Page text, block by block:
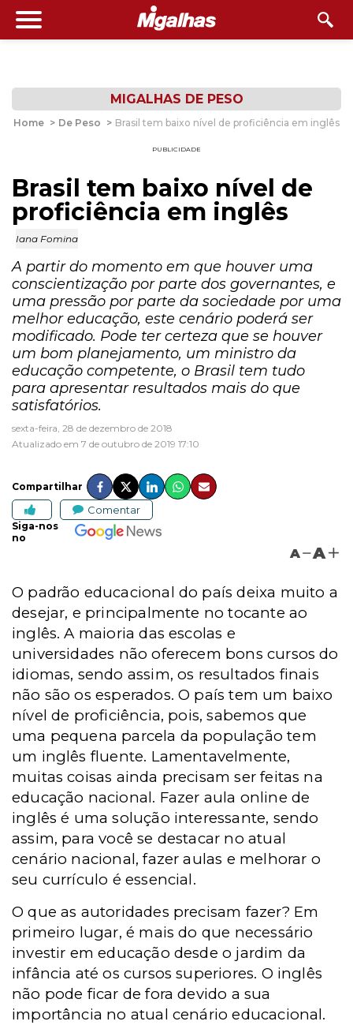
MIGALHAS DE PESO
Home > De Peso > Brasil tem baixo nível de proficiência em inglês
PUBLICIDADE
Brasil tem baixo nível de
proficiência em inglês
Iana Fomina
A partir do momento em que houver uma
conscientização por parte dos governantes, e
uma pressão por parte da sociedade por uma
melhor educação, este cenário poderá ser
modificado. Pode ter certeza que se houver
um bom planejamento, um ministro da
educação competente, o Brasil tem tudo
para apresentar resultados mais do que
satisfatórios.
sexta-feira, 28 de dezembro de 2018
Atualizado em 7 de outubro de 2019 17:10
Compartilhar
Comentar
Siga-nos
no
A A
O padrão educacional do país deixa muito a
desejar, e principalmente no tocante ao
inglês. A maioria das escolas e
universidades não oferecem bons cursos do
idiomas, sendo assim, os resultados finais
não são os esperados. O país tem um baixo
nível de proficiência, pois, sabemos que
uma pequena parcela da população tem
um inglês fluente. Lamentavelmente,
muitas coisas ainda precisam ser feitas na
educação nacional. Fazer aula online de
inglês é uma solução interessante, sendo
assim, para você se destacar no atual
cenário nacional, fazer aulas e melhorar o
seu currículo é essencial.
O que as autoridades precisam fazer? Em
primeiro lugar, é mais do que necessário
investir em educação desde o jardim da
infância até os cursos superiores. O inglês
não pode ficar de fora devido a sua
importância no atual cenário educacional.